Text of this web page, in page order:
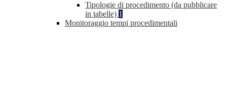
Tipologie di procedimento (da pubblicare
in tabelle) 1
Monitoraggio tempi procedimentali